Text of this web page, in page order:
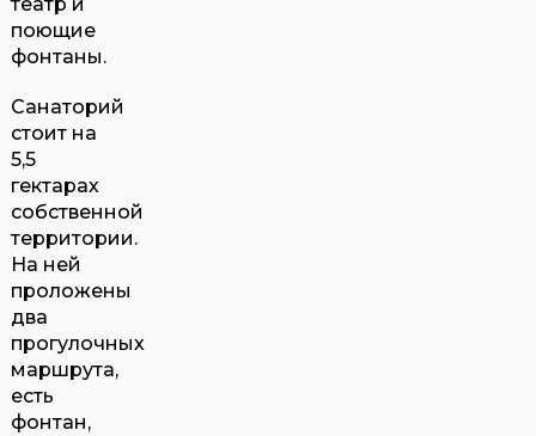
поющие
фонтаны.
Санаторий
стоит на
5,5
гектарах
собственной
территории.
На ней
проложены
два
прогулочных
маршрута,
есть
фонтан,